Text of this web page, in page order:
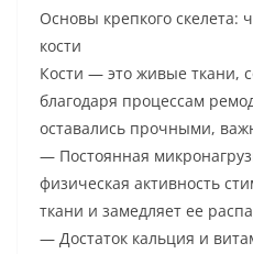
Основы крепкого скелета:
кости
Кости — это живые ткани,
благодаря процессам
оставались прочными,
— Постоянная
физическая активность
ткани и замедляет ее
— Достаток кальция и